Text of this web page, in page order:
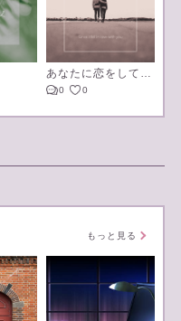
0 0
もっと見る